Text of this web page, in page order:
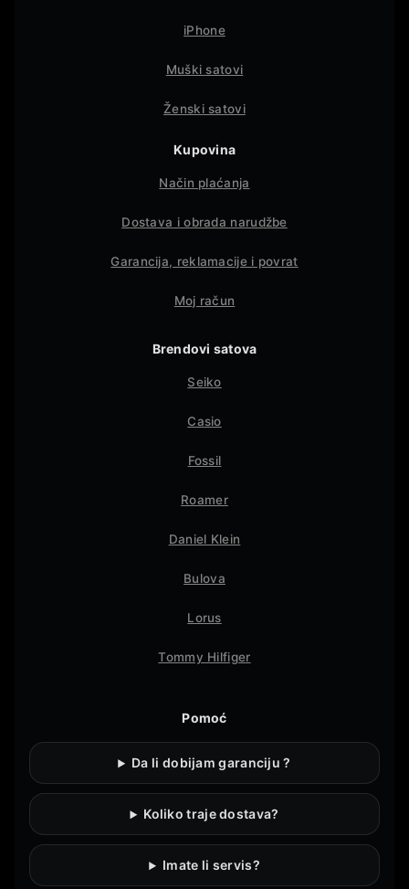
iPhone
Muški satovi
Ženski satovi
Kupovina
Način plaćanja
Dostava i obrada narudžbe
Garancija, reklamacije i povrat
Moj račun
Brendovi satova
Seiko
Casio
Fossil
Roamer
Daniel Klein
Bulova
Lorus
Tommy Hilfiger
Pomoć
Da li dobijam garanciju ?
Koliko traje dostava?
Imate li servis?